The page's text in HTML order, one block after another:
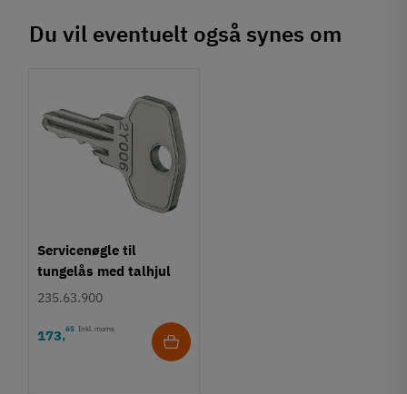
Du vil eventuelt også synes om
Servicenøgle til
tungelås med talhjul
235.63.900
173,65 Inkl. moms